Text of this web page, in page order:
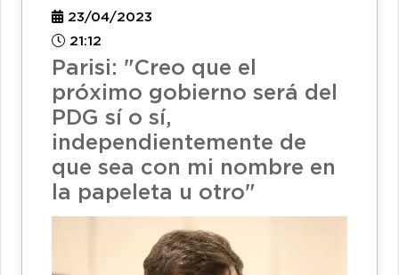
23/04/2023
21:12
Parisi: "Creo que el
próximo gobierno será del
PDG sí o sí,
independientemente de
que sea con mi nombre en
la papeleta u otro"